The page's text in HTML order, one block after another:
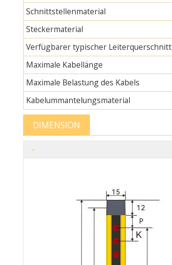
Schnittstellenmaterial
Steckermaterial
Verfügbarer typischer Leiterquerschnitt
Maximale Kabellänge
Maximale Belastung des Kabels
Kabelummantelungsmaterial
DIMENSION